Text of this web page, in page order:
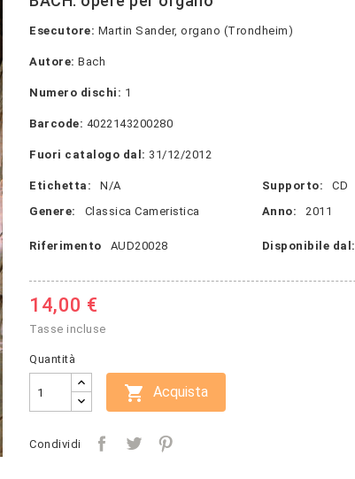
Esecutore: Martin Sander, organo (Trondheim)
Autore: Bach
Numero dischi: 1
Barcode: 4022143200280
Fuori catalogo dal: 31/12/2012
Etichetta: N/A Supporto:
CD
Genere:
Classica Cameristica Anno: 2011
Riferimento AUD20028 Disponibile dal:
14,00 €
Tasse incluse
Quantità
 Acquista
Condividi